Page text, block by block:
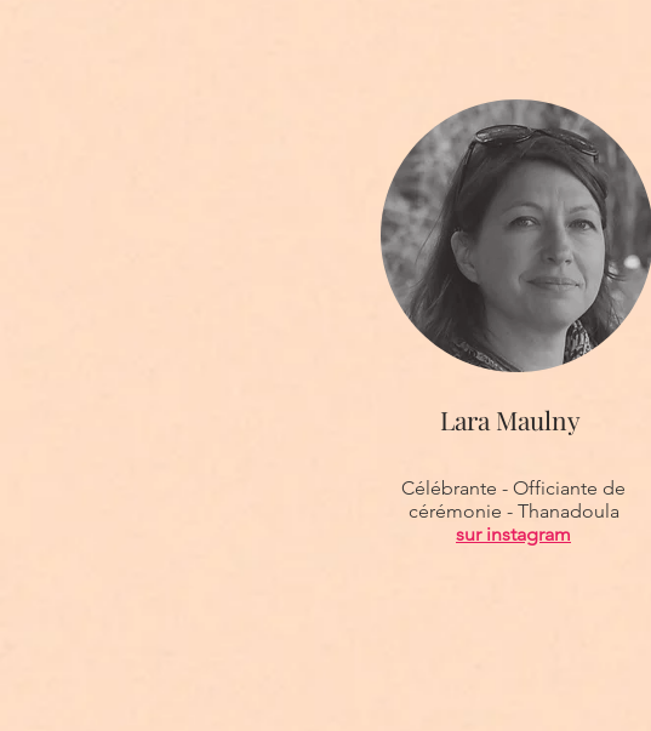
Lara Maulny
Célébrante - Officiante de
cérémonie - Thanadoula
sur instagram